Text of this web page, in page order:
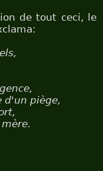
de tout ceci, le
d'un piège,